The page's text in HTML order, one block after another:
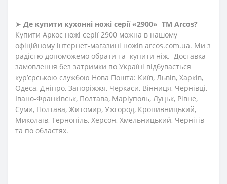
➤ Де купити кухонні ножі серії «2900» ТМ Arcos?
Купити Аркос ножі серії 2900 можна в нашому
офіційному інтернет-магазині ножів arcos.com.ua. Ми з
радістю допоможемо обрати та купити ніж. Доставка
замовлення без затримки по Україні відбувається
кур’єрською службою Нова Пошта: Київ, Львів, Харків,
Одеса, Дніпро, Запоріжжя, Черкаси, Вінниця, Чернівці,
Івано-Франківськ, Полтава, Маріуполь, Луцьк, Рівне,
Суми, Полтава, Житомир, Ужгород, Кропивницький,
Миколаїв, Тернопіль, Херсон, Хмельницький, Чернігів
та по областях.